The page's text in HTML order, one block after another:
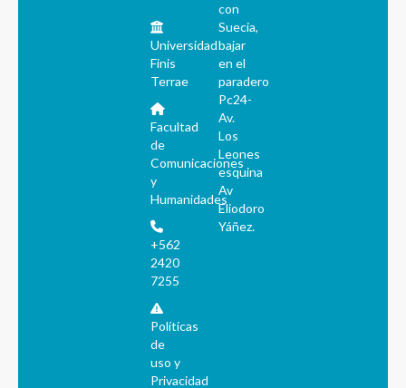
Universidad
Finis
Terrae
Facultad
de
Comunicaciones
y
Humanidades
+562
2420
7255
Políticas
de
uso y
Privacidad
con
Suecia,
bajar
en el
paradero
Pc24-
Av.
Los
Leones
esquina
Av
Eliodoro
Yáñez.